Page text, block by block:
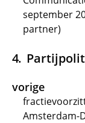
september
partner)
vorige
Amsterdam-